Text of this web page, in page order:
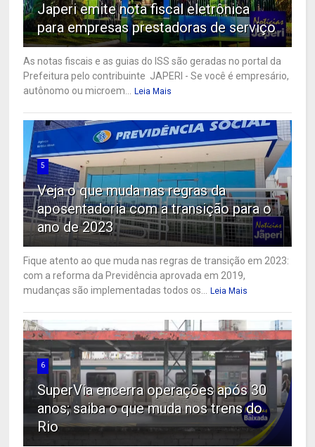
Japeri emite nota fiscal eletrônica
para empresas prestadoras de serviço
As notas fiscais e as guias do ISS são geradas no portal da
Prefeitura pelo contribuinte JAPERI - Se você é empresário,
autônomo ou microem...
Leia Mais
5
Veja o que muda nas regras da
aposentadoria com a transição para o
ano de 2023
Fique atento ao que muda nas regras de transição em 2023:
com a reforma da Previdência aprovada em 2019,
mudanças são implementadas todos os...
Leia Mais
6
SuperVia encerra operações após 30
anos; saiba o que muda nos trens do
Rio